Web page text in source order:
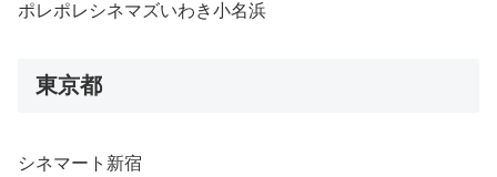
ポレポレシネマズいわき小名浜
東京都
シネマート新宿